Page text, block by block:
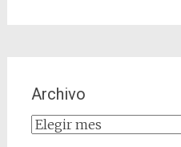
Archivo
Archivo